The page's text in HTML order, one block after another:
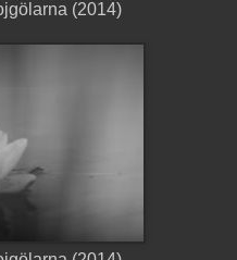
(2014)